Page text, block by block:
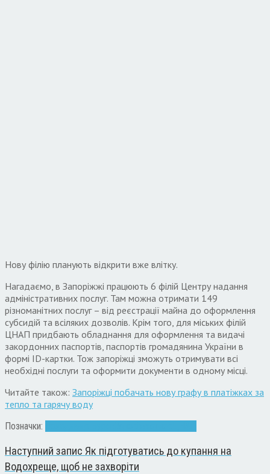
Нову філію планують відкрити вже влітку.
Нагадаємо, в Запоріжжі працюють 6 філій Центру надання
адміністративних послуг. Там можна отримати 149
різноманітних послуг – від реєстрації майна до оформлення
субсидій та всіляких дозволів. Крім того, для міських філій
ЦНАП придбають обладнання для оформлення та видачі
закордонних паспортів, паспортів громадянина України в
формі ІD-картки. Тож запоріжці зможуть отримувати всі
необхідні послуги та оформити документи в одному місці.
Читайте також: Запоріжці побачать нову графу в платіжках за
тепло та гарячу воду
Позначки:
Наступний запис Як підготуватись до купання на
Водохреще, щоб не захворіти